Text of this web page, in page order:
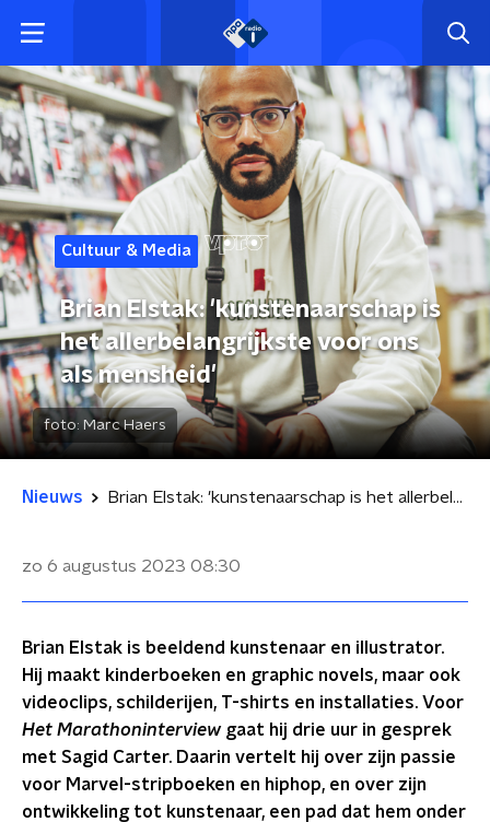
Cultuur & Media
Brian Elstak: 'kunstenaarschap is
het allerbelangrijkste voor ons
als mensheid'
foto: Marc Haers
Nieuws Brian Elstak: 'kunstenaarschap is het allerbelangrijkste voor ons als mensheid'
zo 6 augustus 2023 08:30
Brian Elstak is beeldend kunstenaar en illustrator.
Hij maakt kinderboeken en graphic novels, maar ook
videoclips, schilderijen, T-shirts en installaties. Voor
Het Marathoninterviewgaat hij drie uur in gesprek
met Sagid Carter. Daarin vertelt hij over zijn passie
voor Marvel-stripboeken en hiphop, en over zijn
ontwikkeling tot kunstenaar, een pad dat hem onder